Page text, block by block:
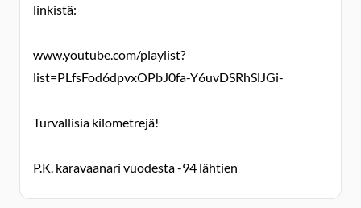
linkistä:
www.youtube.com/playlist?
list=PLfsFod6dpvxOPbJ0fa-Y6uvDSRhSlJGi-
Turvallisia kilometrejä!
P.K. karavaanari vuodesta -94 lähtien